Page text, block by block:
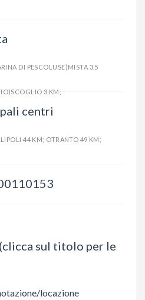
DI PESCOLUSE)MISTA 3,5
3 KM;
centri
44 KM; OTRANTO 49 KM;
sul titolo per le
locazione